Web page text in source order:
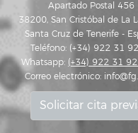
Apartado Postal 456
38200, San Cristóbal de La
Santa Cruz de Tenerife -
Teléfono: (+34) 922 31
Whatsapp: (+34) 922 31
Correo electrónico:
Solicitar cita